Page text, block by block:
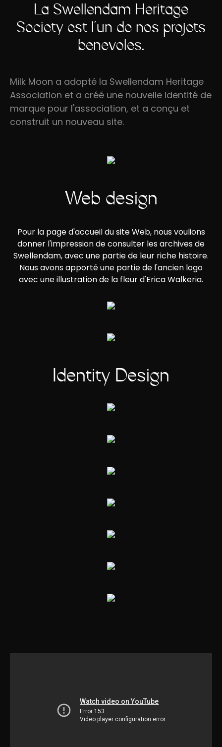
La Swellendam Heritage
Society est l'un de nos projets
bénévoles.
Milk Moon a adopté la Swellendam Heritage
Association et a créé une nouvelle identité de
marque pour l'association, et a conçu et
construit un nouveau site.
Web design
Pour la page d'accueil du site Web, nous voulions
donner l'impression de consulter les archives de
Swellendam, avec une partie de leur riche histoire.
Nous avons apporté une partie de l'ancien logo
avec une illustration de la fleur d'Erica Walkeria.
Identity Design